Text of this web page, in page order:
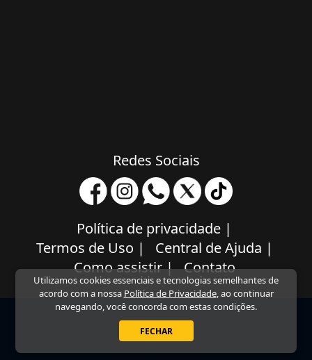
Utilizamos cookies essenciais e tecnologias semelhantes de
acordo com a nossa Política de Privacidade, ao continuar
navegando, você concorda com estas condições.
FECHAR
Redes Sociais
Política de privacidade |
Termos de Uso | Central de Ajuda |
Como assistir| Contato